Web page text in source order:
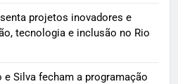
projetos inovadores e
tecnologia e inclusão no Rio
Silva fecham a programação